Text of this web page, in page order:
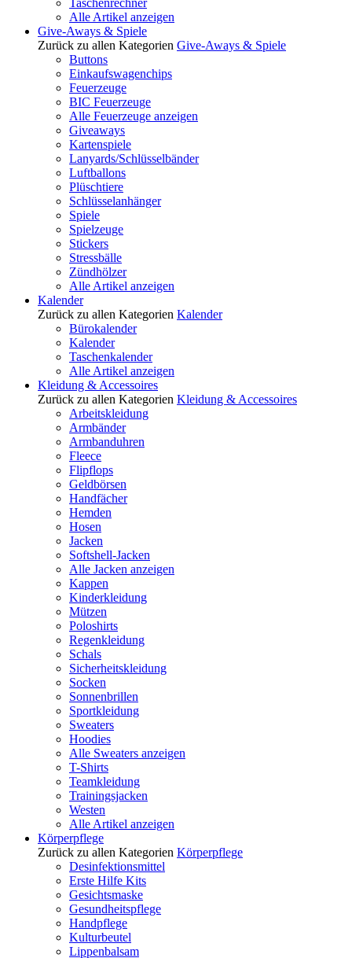
Taschenrechner
Alle Artikel anzeigen
Give-Aways & Spiele
Zurück zu allen Kategorien Give-Aways & Spiele
Buttons
Einkaufswagenchips
Feuerzeuge
BIC Feuerzeuge
Alle Feuerzeuge anzeigen
Giveaways
Kartenspiele
Lanyards/Schlüsselbänder
Luftballons
Plüschtiere
Schlüsselanhänger
Spiele
Spielzeuge
Stickers
Stressbälle
Zündhölzer
Alle Artikel anzeigen
Kalender
Zurück zu allen Kategorien Kalender
Bürokalender
Kalender
Taschenkalender
Alle Artikel anzeigen
Kleidung & Accessoires
Zurück zu allen Kategorien Kleidung & Accessoires
Arbeitskleidung
Armbänder
Armbanduhren
Fleece
Flipflops
Geldbörsen
Handfächer
Hemden
Hosen
Jacken
Softshell-Jacken
Alle Jacken anzeigen
Kappen
Kinderkleidung
Mützen
Poloshirts
Regenkleidung
Schals
Sicherheitskleidung
Socken
Sonnenbrillen
Sportkleidung
Sweaters
Hoodies
Alle Sweaters anzeigen
T-Shirts
Teamkleidung
Trainingsjacken
Westen
Alle Artikel anzeigen
Körperpflege
Zurück zu allen Kategorien Körperpflege
Desinfektionsmittel
Erste Hilfe Kits
Gesichtsmaske
Gesundheitspflege
Handpflege
Kulturbeutel
Lippenbalsam